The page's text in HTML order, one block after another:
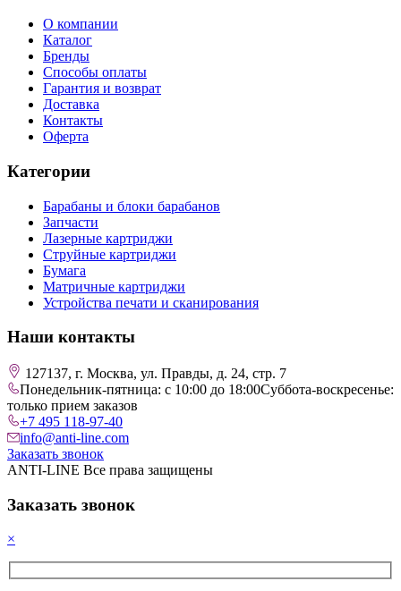
О компании
Каталог
Бренды
Способы оплаты
Гарантия и возврат
Доставка
Контакты
Оферта
Категории
Барабаны и блоки барабанов
Запчасти
Лазерные картриджи
Струйные картриджи
Бумага
Матричные картриджи
Устройства печати и сканирования
Наши контакты
127137, г. Москва, ул. Правды, д. 24, стр. 7
Понедельник-пятница: с 10:00 до 18:00Суббота-воскресенье:
только прием заказов
+7 495 118-97-40
info@anti-line.com
Заказать звонок
ANTI-LINE Все права защищены
Заказать звонок
×